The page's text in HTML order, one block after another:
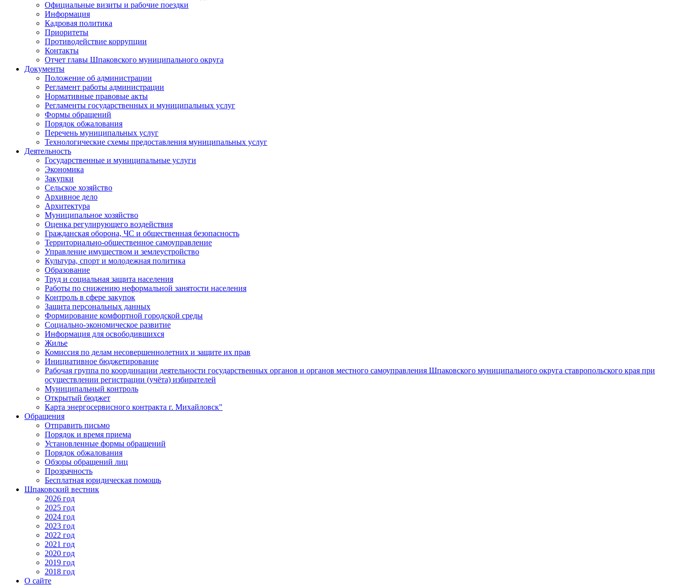
Официальные визиты и рабочие поездки
Информация
Кадровая политика
Приоритеты
Противодействие коррупции
Контакты
Отчет главы Шпаковского муниципального округа
Документы
Положение об администрации
Регламент работы администрации
Нормативные правовые акты
Регламенты государственных и муниципальных услуг
Формы обращений
Порядок обжалования
Перечень муниципальных услуг
Технологические схемы предоставления муниципальных услуг
Деятельность
Государственные и муниципальные услуги
Экономика
Закупки
Сельское хозяйство
Архивное дело
Архитектура
Муниципальное хозяйство
Оценка регулирующего воздействия
Гражданская оборона, ЧС и общественная безопасность
Территориально-общественное самоуправление
Управление имуществом и землеустройство
Культура, спорт и молодежная политика
Образование
Труд и социальная защита населения
Работы по снижению неформальной занятости населения
Контроль в сфере закупок
Защита персональных данных
Формирование комфортной городской среды
Социально-экономическое развитие
Информация для освободившихся
Жилье
Комиссия по делам несовершеннолетних и защите их прав
Инициативное бюджетирование
Рабочая группа по координации деятельности государственных органов и органов местного самоуправления Шпаковского муниципального округа ставропольского края при
осуществлении регистрации (учёта) избирателей
Муниципальный контроль
Открытый бюджет
Карта энергосервисного контракта г. Михайловск"
Обращения
Отправить письмо
Порядок и время приема
Установленные формы обращений
Порядок обжалования
Обзоры обращений лиц
Прозрачность
Бесплатная юридическая помощь
Шпаковский вестник
2026 год
2025 год
2024 год
2023 год
2022 год
2021 год
2020 год
2019 год
2018 год
О сайте